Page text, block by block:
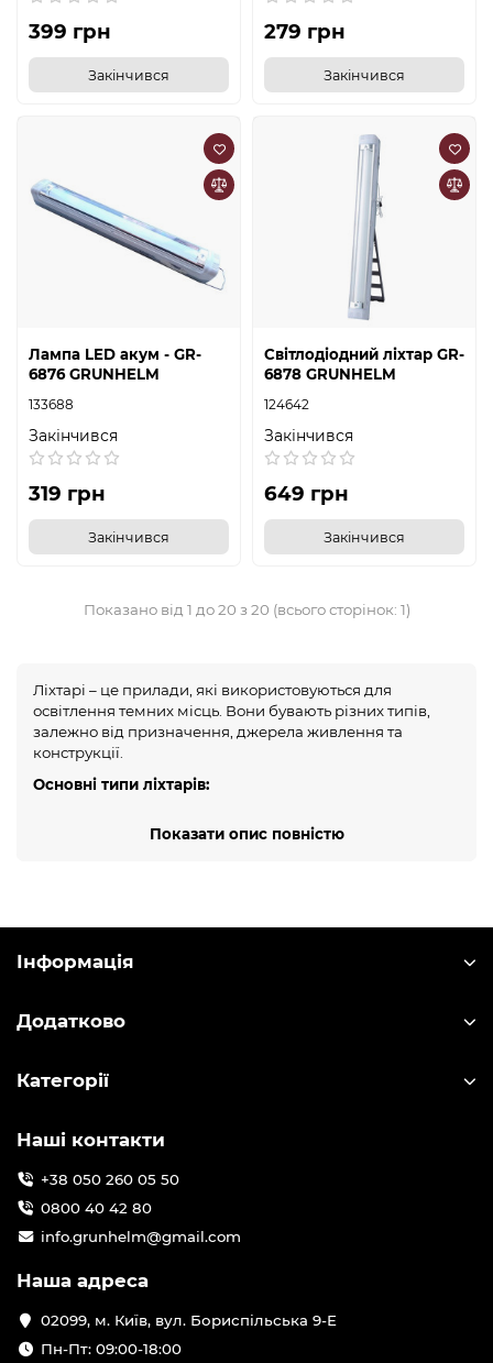
399 грн
Закінчився
279 грн
Закінчився
Лампа LED акум - GR-
6876 GRUNHELM
133688
Закінчився
319 грн
Закінчився
Світлодіодний ліхтар GR-
6878 GRUNHELM
124642
Закінчився
649 грн
Закінчився
Показано від 1 до 20 з 20 (всього сторінок: 1)
Ліхтарі – це прилади, які використовуються для
освітлення темних місць. Вони бувають різних типів,
залежно від призначення, джерела живлення та
конструкції.
Основні типи ліхтарів:
Найпоширеніший тип ліхтарів.
Ідеальні для активного відпочинку, туризму,
погляду.
природі, в автомобілі.
Світлодіодні (LED) ліхтарі:
світла.
Енергоефективні, довговічні, мають яскраве
Використовуються в різних типах ліхтарів.
Спеціальні ліхтарі, що використовуються в
Показати опис повністю
Показати опис повністю
Інформація
Додатково
Категорії
Наші контакти
+38 050 260 05 50
0800 40 42 80
info.grunhelm@gmail.com
Наша адреса
02099, м. Київ, вул. Бориспільська 9-Е
Пн-Пт: 09:00-18:00